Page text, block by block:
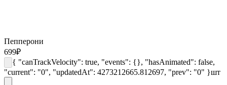
Пепперони
699₽
{ "canTrackVelocity": true, "events": {}, "hasAnimated": false,
"current": "0", "updatedAt": 4273212665.812697, "prev": "0" }шт